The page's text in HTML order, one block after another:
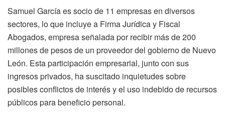
Samuel García es socio de 11 empresas en diversos
sectores, lo que incluye a Firma Jurídica y Fiscal
Abogados, empresa señalada por recibir más de 200
millones de pesos de un proveedor del gobierno de Nuevo
León. Esta participación empresarial, junto con sus
ingresos privados, ha suscitado inquietudes sobre
posibles conflictos de interés y el uso indebido de recursos
públicos para beneficio personal.